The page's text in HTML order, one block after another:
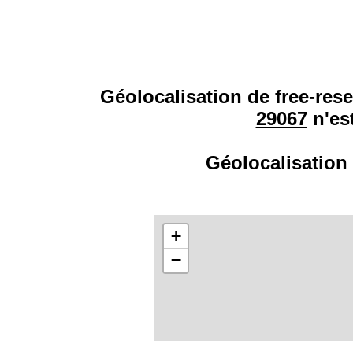
Géolocalisation de free-
29067
+
−